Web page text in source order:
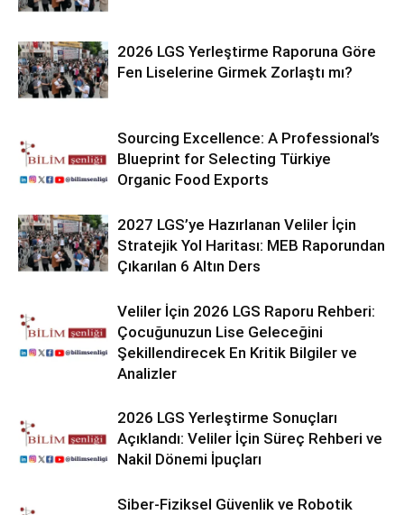
2026 LGS Yerleştirme Raporuna Göre
Fen Liselerine Girmek Zorlaştı mı?
Sourcing Excellence: A Professional’s
Blueprint for Selecting Türkiye
Organic Food Exports
2027 LGS’ye Hazırlanan Veliler İçin
Stratejik Yol Haritası: MEB Raporundan
Çıkarılan 6 Altın Ders
Veliler İçin 2026 LGS Raporu Rehberi:
Çocuğunuzun Lise Geleceğini
Şekillendirecek En Kritik Bilgiler ve
Analizler
2026 LGS Yerleştirme Sonuçları
Açıklandı: Veliler İçin Süreç Rehberi ve
Nakil Dönemi İpuçları
Siber-Fiziksel Güvenlik ve Robotik